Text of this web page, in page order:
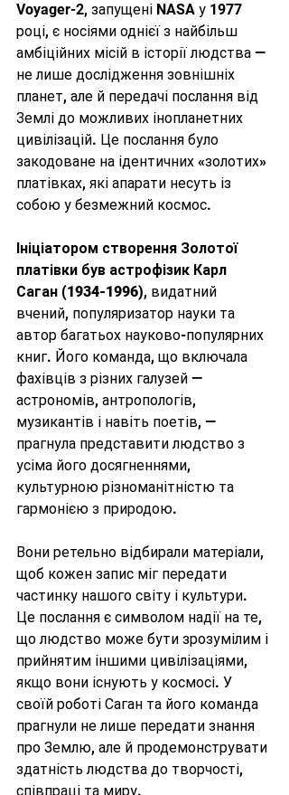
Voyager-2, запущені NASA у 1977
році, є носіями однієї з найбільш
амбіційних місій в історії людства —
не лише дослідження зовнішніх
планет, але й передачі послання від
Землі до можливих інопланетних
цивілізацій. Це послання було
закодоване на ідентичних «золотих»
платівках, які апарати несуть із
собою у безмежний космос.
Ініціатором створення Золотої
платівки був астрофізик Карл
Саган (1934-1996), видатний
вчений, популяризатор науки та
автор багатьох науково-популярних
книг. Його команда, що включала
фахівців з різних галузей —
астрономів, антропологів,
музикантів і навіть поетів, —
прагнула представити людство з
усіма його досягненнями,
культурною різноманітністю та
гармонією з природою.
Вони ретельно відбирали матеріали,
щоб кожен запис міг передати
частинку нашого світу і культури.
Це послання є символом надії на те,
що людство може бути зрозумілим і
прийнятим іншими цивілізаціями,
якщо вони існують у космосі. У
своїй роботі Саган та його команда
прагнули не лише передати знання
про Землю, але й продемонструвати
здатність людства до творчості,
співпраці та миру.